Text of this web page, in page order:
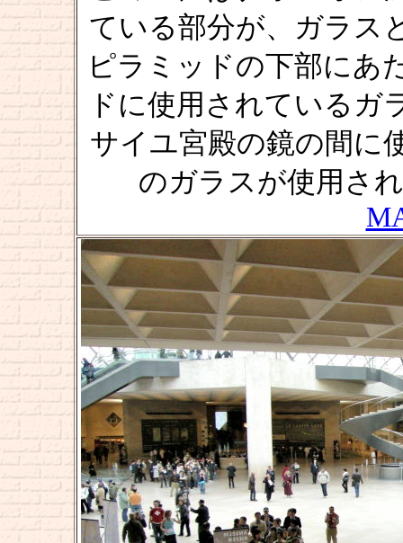
ている部分が、ガラス
ピラミッドの下部に
ドに使用されているガ
サイユ宮殿の鏡の間に
のガラスが使用さ